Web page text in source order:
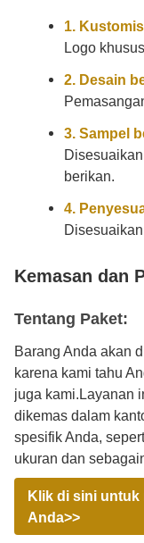
1.
Logo
2. Desain
3. Sampel
berikan.
4.
Kemasan dan
Tentang Paket:
Barang Anda akan
karena kami tahu
juga kami.Layanan
dikemas dalam
spesifik Anda,
ukuran dan
Klik di sini untuk
Anda>>